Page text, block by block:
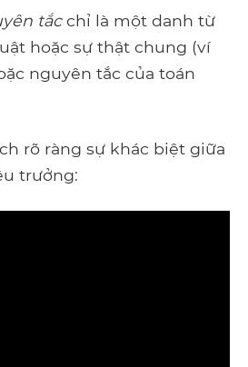
tắcchỉ là một danh từ
hoặc sự thật chung (ví
nguyên tắc của toán
rõ ràng sự khác biệt giữa
trưởng: